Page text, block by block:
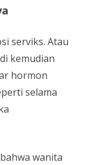
serviks. Atau
kemudian
hormon
selama
wanita